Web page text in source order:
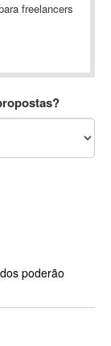
freelancers
poderão